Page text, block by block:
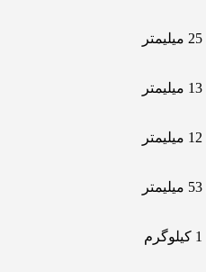
25 میلیمتر
13 میلیمتر
12 میلیمتر
53 میلیمتر
1 کیلوگرم